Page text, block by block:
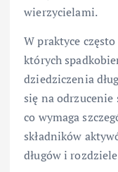
wierzycielami.
W praktyce
których
dziedziczenia
się na odrzucenie
co wymaga
składników
długów i